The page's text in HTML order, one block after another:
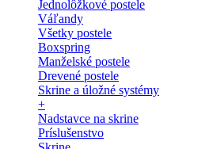
Jednolôžkové postele
Váľandy
Všetky postele
Boxspring
Manželské postele
Drevené postele
Skrine a úložné systémy
+
Nadstavce na skrine
Príslušenstvo